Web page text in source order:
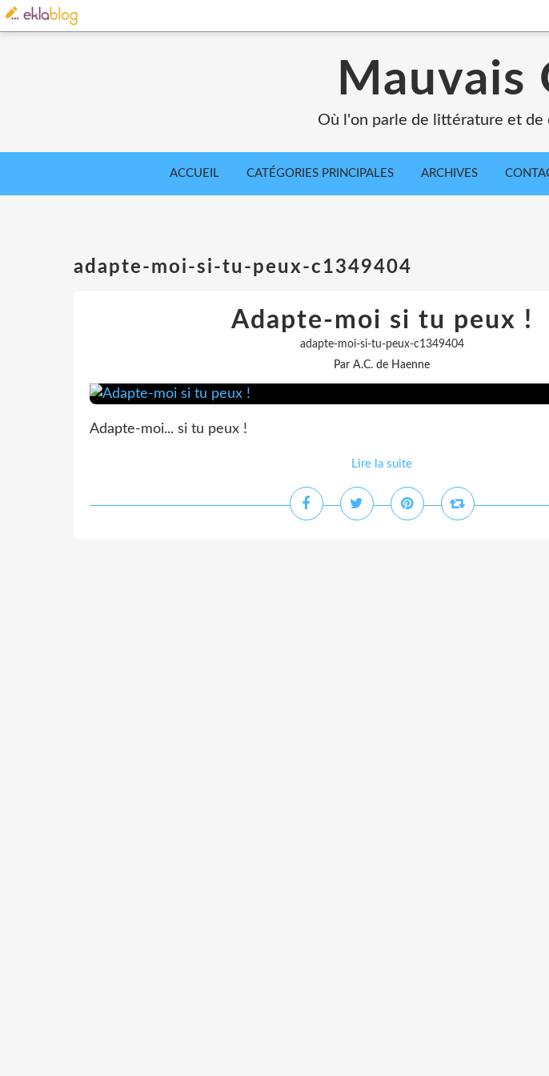
Mauvais
Où l'on parle de littérature et
ACCUEIL CATÉGORIES PRINCIPALES ARCHIVES
adapte-moi-si-tu-peux-c1349404
Adapte-moi si tu peux !
adapte-moi-si-tu-peux-c1349404
Par A.C. de Haenne
Adapte-moi... si tu peux !
Lire la suite